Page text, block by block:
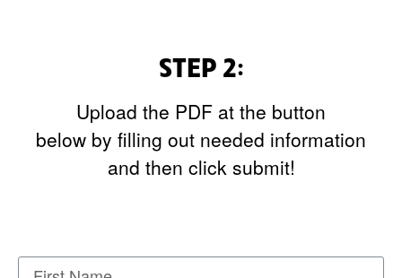
STEP 2:
Upload the PDF at the button
below by filling out needed information
and then click submit!